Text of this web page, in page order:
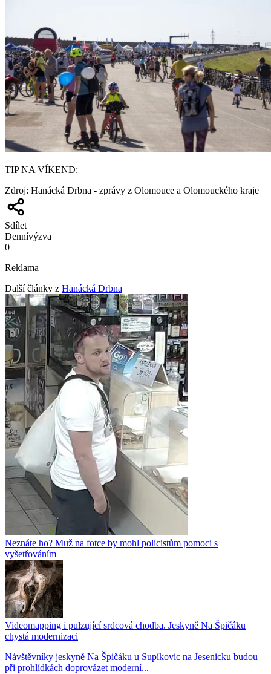
TIP NA VÍKEND:
Zdroj: Hanácká Drbna - zprávy z Olomouce a Olomouckého kraje
Sdílet
Dennívýzva
0
Reklama
Další články z Hanácká Drbna
Neznáte ho? Muž na fotce by mohl policistům pomoci s
vyšetřováním
Videomapping i pulzující srdcová chodba. Jeskyně Na Špičáku
chystá modernizaci
Návštěvníky jeskyně Na Špičáku u Supíkovic na Jesenicku budou
při prohlídkách doprovázet moderní...